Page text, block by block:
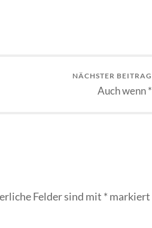
NÄCHSTER BEITRAG
Auch wenn *
Felder sind mit * markiert